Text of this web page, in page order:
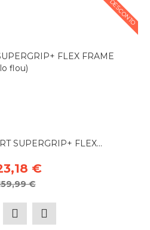
23% DESCONTO
SUPERGRIP+ FLEX...
€
€